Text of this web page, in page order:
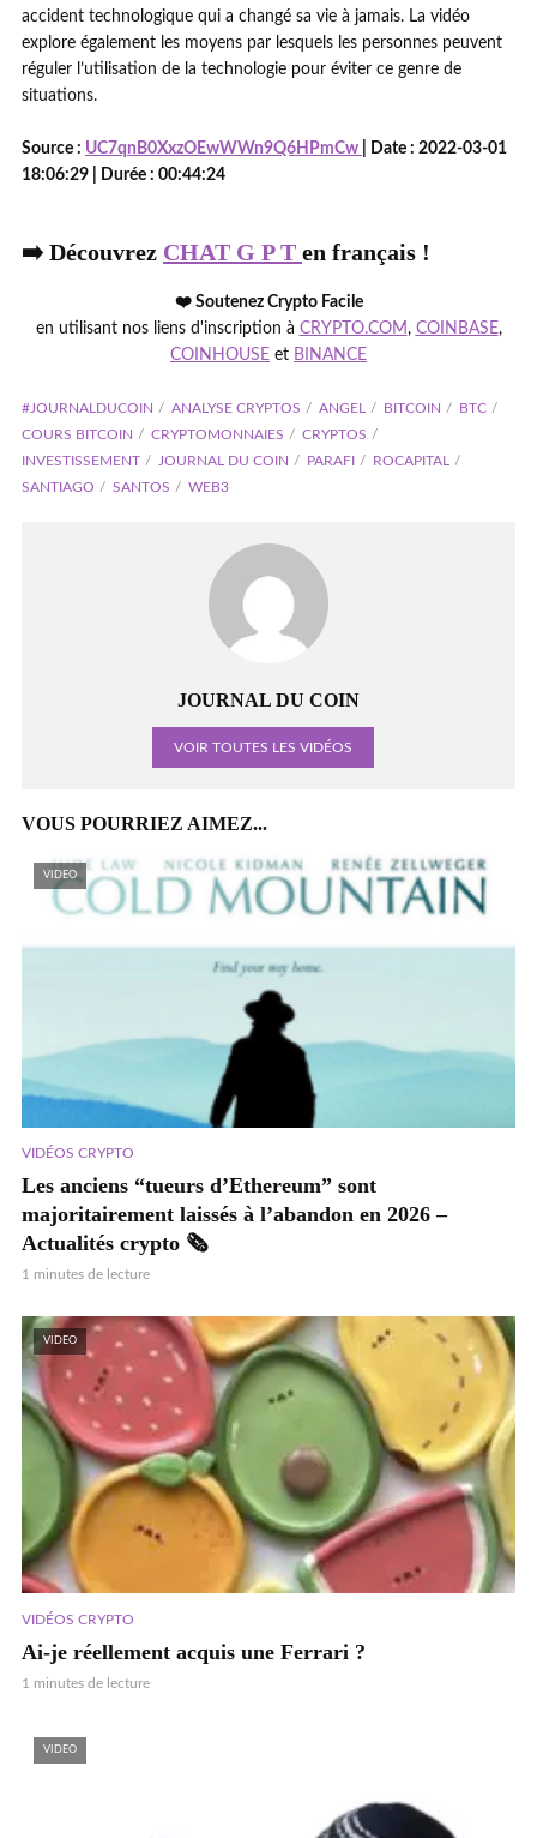
accident technologique qui a changé sa vie à jamais. La vidéo
explore également les moyens par lesquels les personnes peuvent
réguler l’utilisation de la technologie pour éviter ce genre de
situations.
Source : UC7qnB0XxzOEwWWn9Q6HPmCw
| Date : 2022-03-01
18:06:29 | Durée : 00:44:24
➡️ Découvrez CHAT G P T en français !
❤️ Soutenez Crypto Facile
en utilisant nos liens d'inscription à CRYPTO.COM, COINBASE,
COINHOUSE et BINANCE
#JOURNALDUCOIN ANALYSE CRYPTOS ANGEL BITCOIN
BTC
COURS BITCOIN
CRYPTOMONNAIES
CRYPTOS
INVESTISSEMENT
JOURNAL DU COIN PARAFI
ROCAPITAL
SANTIAGO
SANTOS WEB3
JOURNAL DU COIN
VOIR TOUTES LES VIDÉOS
VOUS POURRIEZ AIMEZ...
VIDEO
VIDÉOS CRYPTO
Les anciens “tueurs d’Ethereum” sont
majoritairement laissés à l’abandon en 2026 –
Actualités crypto 🗞️
1 minutes de lecture
VIDEO
VIDÉOS CRYPTO
Ai-je réellement acquis une Ferrari ?
1 minutes de lecture
VIDEO